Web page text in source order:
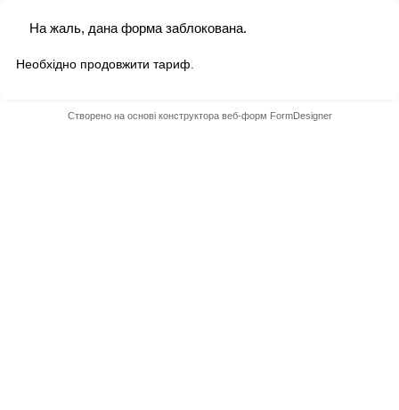
На жаль, дана форма заблокована.
Необхідно продовжити тариф.
Створено на основі конструктора веб-форм FormDesigner